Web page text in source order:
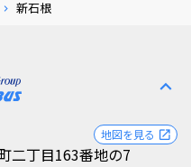
新石根
expand_less
二丁目163番地の7
地図を見る open_in_new